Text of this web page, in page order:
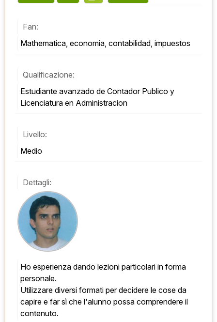
Fan:
Mathematica, economia, contabilidad, impuestos
Qualificazione:
Estudiante avanzado de Contador Publico y
Licenciatura en Administracion
Livello:
Medio
Dettagli:
Ho esperienza dando lezioni particolari in forma
personale.
Utilizzare diversi formati per decidere le cose da
capire e far sì che l'alunno possa comprendere il
contenuto.